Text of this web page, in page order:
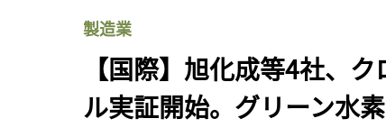
製造業
【国際】旭化成等4社、
ル実証開始。グリーン水